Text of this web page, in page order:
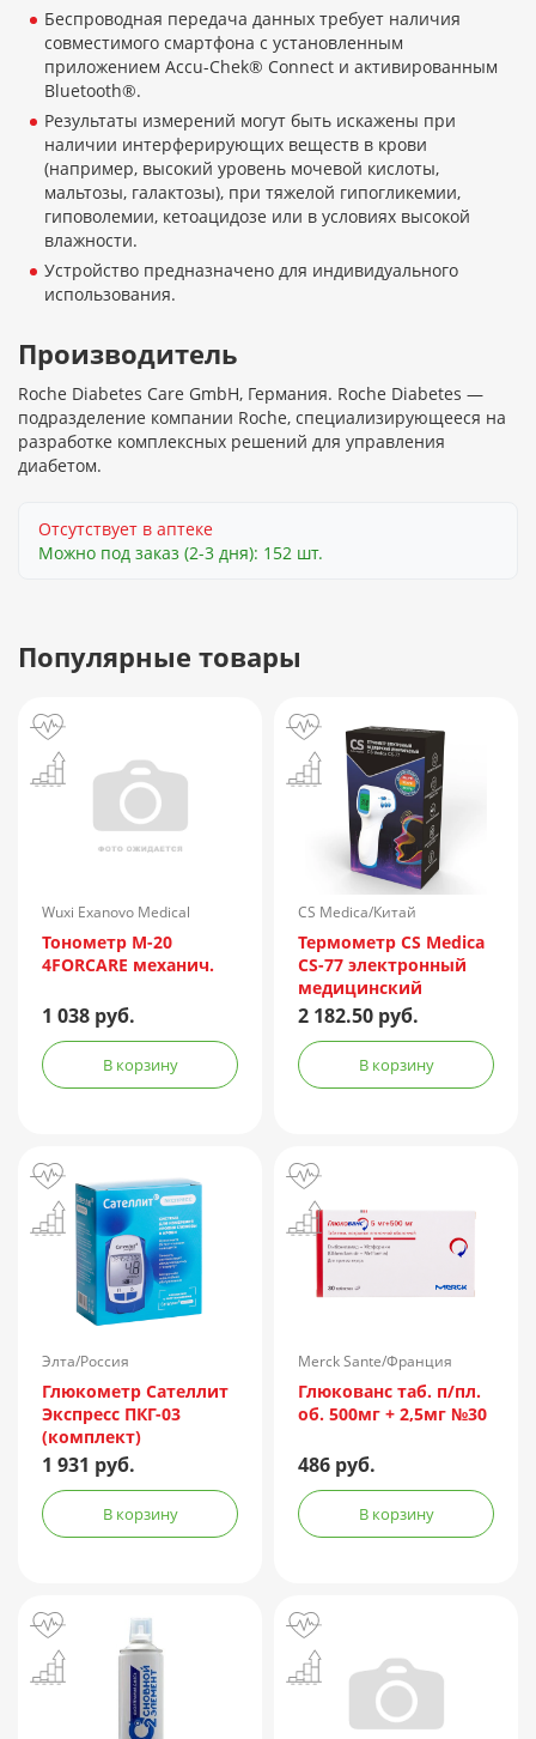
Беспроводная передача данных требует наличия
совместимого смартфона с установленным
приложением Accu-Chek® Connect и активированным
Bluetooth®.
Результаты измерений могут быть искажены при
наличии интерферирующих веществ в крови
(например, высокий уровень мочевой кислоты,
мальтозы, галактозы), при тяжелой гипогликемии,
гиповолемии, кетоацидозе или в условиях высокой
влажности.
Устройство предназначено для индивидуального
использования.
Производитель
Roche Diabetes Care GmbH, Германия. Roche Diabetes —
подразделение компании Roche, специализирующееся на
разработке комплексных решений для управления
диабетом.
Отсутствует в аптеке
Можно под заказ (2-3 дня): 152 шт.
Популярные товары
Wuxi Exanovo Medical
Instrument/Китай
Тонометр М-20
4FORCARE механич.
1 038 руб.
В корзину
CS Medica/Китай
Термометр CS Medica
CS-77 электронный
медицинский
инфракрасный
2 182.50 руб.
В корзину
Элта/Россия
Глюкометр Сателлит
Экспресс ПКГ-03
(комплект)
1 931 руб.
В корзину
Merck Sante/Франция
Глюкованс таб. п/пл.
об. 500мг + 2,5мг №30
486 руб.
В корзину